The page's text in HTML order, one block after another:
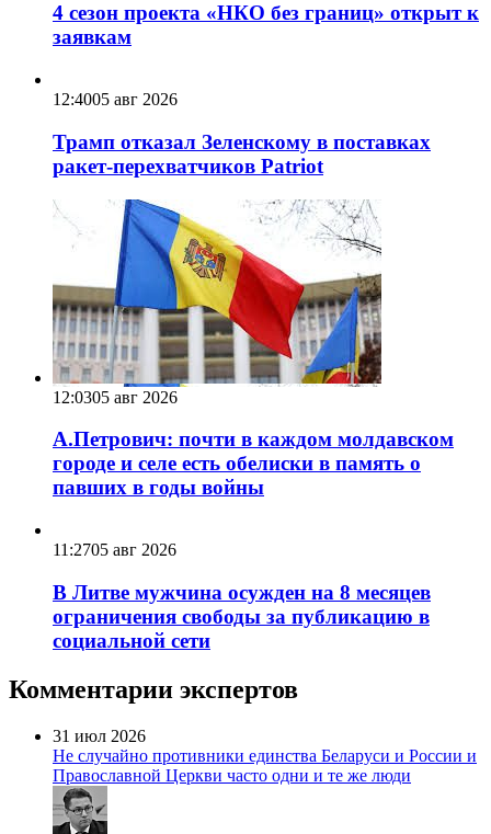
4 сезон проекта «НКО без границ» открыт к
заявкам
12:4005 авг 2026
Трамп отказал Зеленскому в поставках
ракет-перехватчиков Patriot
12:0305 авг 2026
А.Петрович: почти в каждом молдавском
городе и селе есть обелиски в память о
павших в годы войны
11:2705 авг 2026
В Литве мужчина осужден на 8 месяцев
ограничения свободы за публикацию в
социальной сети
Комментарии экспертов
31 июл 2026
Не случайно противники единства Беларуси и России и
Православной Церкви часто одни и те же люди